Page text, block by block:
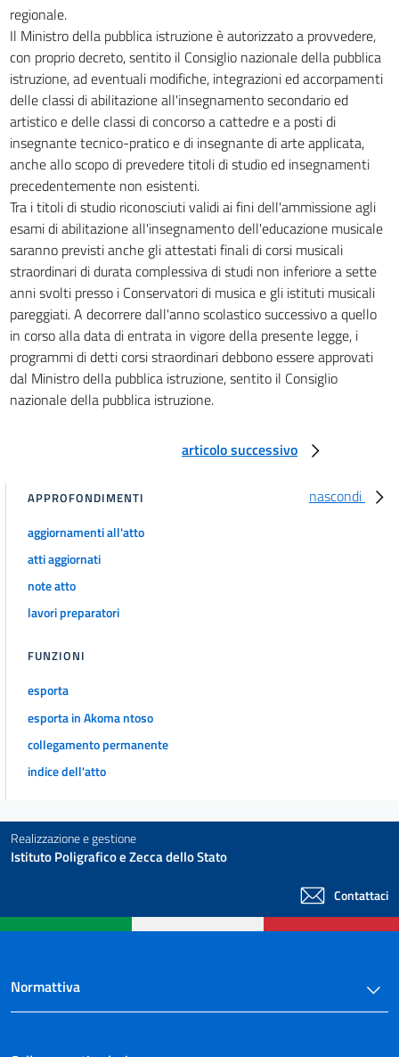
72
73
74
75
76
77
78
regionale.
Il Ministro della pubblica istruzione è autorizzato a provvedere,
con proprio decreto, sentito il Consiglio nazionale della pubblica
istruzione, ad eventuali modifiche, integrazioni ed accorpamenti
delle classi di abilitazione all'insegnamento secondario ed
artistico e delle classi di concorso a cattedre e a posti di
insegnante tecnico-pratico e di insegnante di arte applicata,
anche allo scopo di prevedere titoli di studio ed insegnamenti
precedentemente non esistenti.
Tra i titoli di studio riconosciuti validi ai fini dell'ammissione agli
esami di abilitazione all'insegnamento dell'educazione musicale
saranno previsti anche gli attestati finali di corsi musicali
straordinari di durata complessiva di studi non inferiore a sette
anni svolti presso i Conservatori di musica e gli istituti musicali
pareggiati. A decorrere dall'anno scolastico successivo a quello
in corso alla data di entrata in vigore della presente legge, i
programmi di detti corsi straordinari debbono essere approvati
dal Ministro della pubblica istruzione, sentito il Consiglio
nazionale della pubblica istruzione.
articolo successivo
nascondi
APPROFONDIMENTI
aggiornamenti all'atto
atti aggiornati
note atto
lavori preparatori
FUNZIONI
esporta
esporta in Akoma ntoso
collegamento permanente
indice dell'atto
Realizzazione e gestione
Istituto Poligrafico e Zecca dello Stato
Contattaci
Normattiva